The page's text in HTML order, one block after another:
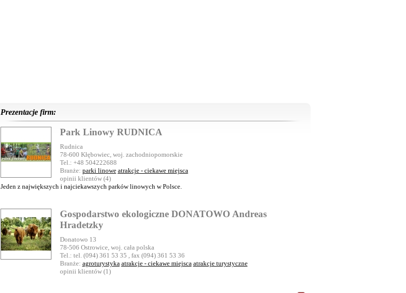
Prezentacje firm:
Park Linowy RUDNICA
Rudnica
78-600 Kłębowiec, woj. zachodniopomorskie
Tel.: +48 504222688
Branże: parki linowe atrakcje - ciekawe miejsca
opinii klientów (4)
Jeden z największych i najciekawszych parków linowych w Polsce.
Gospodarstwo ekologiczne DONATOWO Andreas
Hradetzky
Donatowo 13
78-506 Ostrowice, woj. cała polska
Tel.: tel. (094) 361 53 35 , fax (094) 361 53 36
Branże: agroturystyka atrakcje - ciekawe miejsca atrakcje turystyczne
opinii klientów (1)